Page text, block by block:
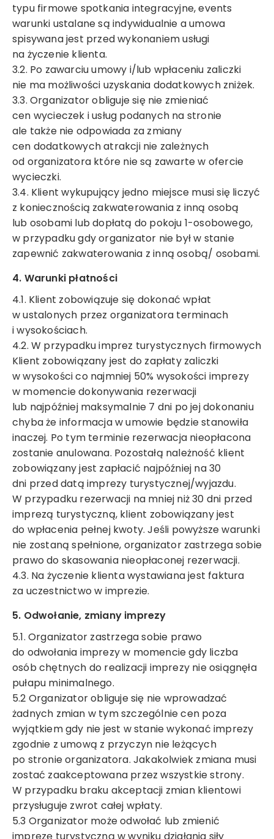
typu firmowe spotkania integracyjne, events
warunki ustalane są indywidualnie a umowa
spisywana jest przed wykonaniem usługi
na życzenie klienta.
3.2. Po zawarciu umowy i/lub wpłaceniu zaliczki
nie ma możliwości uzyskania dodatkowych zniżek.
3.3. Organizator obliguje się nie zmieniać
cen wycieczek i usług podanych na stronie
ale także nie odpowiada za zmiany
cen dodatkowych atrakcji nie zależnych
od organizatora które nie są zawarte w ofercie
wycieczki.
3.4. Klient wykupujący jedno miejsce musi się liczyć
z koniecznością zakwaterowania z inną osobą
lub osobami lub dopłatą do pokoju 1-osobowego,
w przypadku gdy organizator nie był w stanie
zapewnić zakwaterowania z inną osobą/ osobami.
4. Warunki płatności
4.1. Klient zobowiązuje się dokonać wpłat
w ustalonych przez organizatora terminach
i wysokościach.
4.2. W przypadku imprez turystycznych firmowych
Klient zobowiązany jest do zapłaty zaliczki
w wysokości co najmniej 50% wysokości imprezy
w momencie dokonywania rezerwacji
lub najpóźniej maksymalnie 7 dni po jej dokonaniu
chyba że informacja w umowie będzie stanowiła
inaczej. Po tym terminie rezerwacja nieopłacona
zostanie anulowana. Pozostałą należność klient
zobowiązany jest zapłacić najpóźniej na 30
dni przed datą imprezy turystycznej/wyjazdu.
W przypadku rezerwacji na mniej niż 30 dni przed
imprezą turystyczną, klient zobowiązany jest
do wpłacenia pełnej kwoty. Jeśli powyższe warunki
nie zostaną spełnione, organizator zastrzega sobie
prawo do skasowania nieopłaconej rezerwacji.
4.3. Na życzenie klienta wystawiana jest faktura
za uczestnictwo w imprezie.
5. Odwołanie, zmiany imprezy
5.1. Organizator zastrzega sobie prawo
do odwołania imprezy w momencie gdy liczba
osób chętnych do realizacji imprezy nie osiągnęła
pułapu minimalnego.
5.2 Organizator obliguje się nie wprowadzać
żadnych zmian w tym szczególnie cen poza
wyjątkiem gdy nie jest w stanie wykonać imprezy
zgodnie z umową z przyczyn nie leżących
po stronie organizatora. Jakakolwiek zmiana musi
zostać zaakceptowana przez wszystkie strony.
W przypadku braku akceptacji zmian klientowi
przysługuje zwrot całej wpłaty.
5.3 Organizator może odwołać lub zmienić